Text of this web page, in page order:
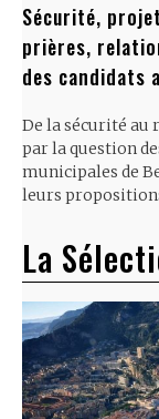
Sécurité,
prières,
des candidats
De la sécurité au
par la question
municipales de
leurs
La